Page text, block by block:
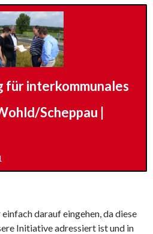
für interkommunales
Scheppau |
darauf eingehen, da diese
Initiative adressiert ist und in